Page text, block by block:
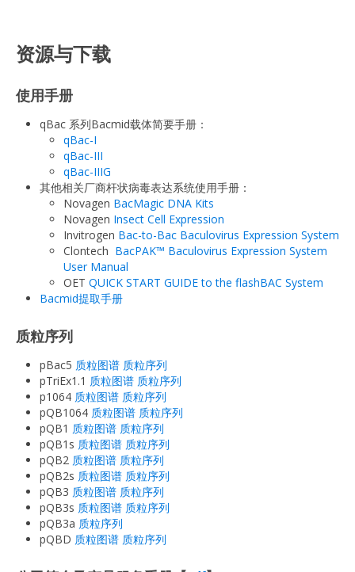
资源与下载
使用手册
qBac 系列Bacmid载体简要手册：
qBac-I
qBac-III
qBac-IIIG
其他相关厂商杆状病毒表达系统使用手册：
Novagen BacMagic DNA Kits
Novagen Insect Cell Expression
Invitrogen Bac-to-Bac Baculovirus Expression System
Clontech BacPAK™ Baculovirus Expression System
User Manual
OET QUICK START GUIDE to the flashBAC System
Bacmid提取手册
质粒序列
pBac5 质粒图谱 质粒序列
pTriEx1.1 质粒图谱 质粒序列
p1064 质粒图谱 质粒序列
pQB1064 质粒图谱 质粒序列
pQB1 质粒图谱 质粒序列
pQB1s 质粒图谱 质粒序列
pQB2 质粒图谱 质粒序列
pQB2s 质粒图谱 质粒序列
pQB3 质粒图谱 质粒序列
pQB3s 质粒图谱 质粒序列
pQB3a 质粒序列
pQBD 质粒图谱 质粒序列